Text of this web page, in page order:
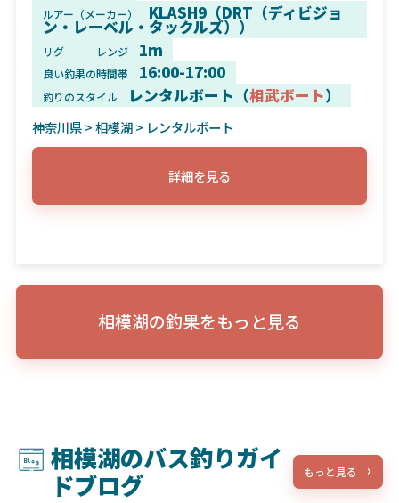
ルアー（メーカー） KLASH9（DRT（ディビジョ
ン・レーベル・タックルズ））
リグ レンジ 1m
良い釣果の時間帯 16:00-17:00
釣りのスタイル レンタルボート（相武ボート）
神奈川県>相模湖> レンタルボート
詳細を見る
相模湖の釣果をもっと見る
相模湖のバス釣りガイ
ドブログ
もっと見る